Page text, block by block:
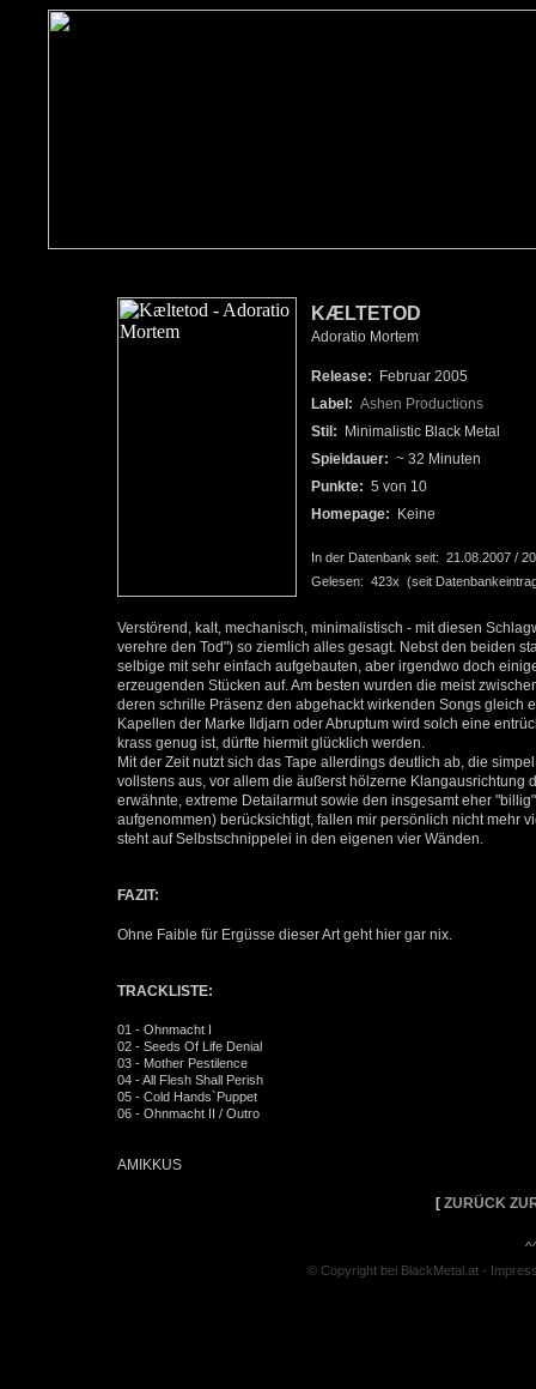
KÆLTETOD
Adoratio Mortem
Release: Februar 2005
Label: Ashen Productions
Stil: Minimalistic Black Metal
Spieldauer: ~ 32 Minuten
Punkte: 5 von 10
Homepage: Keine
In der Datenbank seit: 21.08.2007 /
Gelesen: 423x (seit
Verstörend, kalt, mechanisch, minimalistisch - mit diesen
verehre den Tod") so ziemlich alles gesagt. Nebst den beiden
selbige mit sehr einfach aufgebauten, aber irgendwo doch
erzeugenden Stücken auf. Am besten wurden die meist
deren schrille Präsenz den abgehackt wirkenden Songs gleich
Kapellen der Marke Ildjarn oder Abruptum wird solch eine
krass genug ist, dürfte hiermit glücklich werden.
Mit der Zeit nutzt sich das Tape allerdings deutlich ab, die
vollstens aus, vor allem die äußerst hölzerne
erwähnte, extreme Detailarmut sowie den insgesamt eher
aufgenommen) berücksichtigt, fallen mir persönlich nicht mehr
steht auf Selbstschnippelei in den eigenen vier Wänden.
FAZIT:
Ohne Faible für Ergüsse dieser Art geht hier gar nix.
TRACKLISTE:
01 - Ohnmacht I
02 - Seeds Of Life Denial
03 - Mother Pestilence
04 - All Flesh Shall Perish
05 - Cold Hands`Puppet
06 - Ohnmacht II / Outro
AMIKKUS
[ ZURÜCK
© Copyright bei BlackMetal.at -